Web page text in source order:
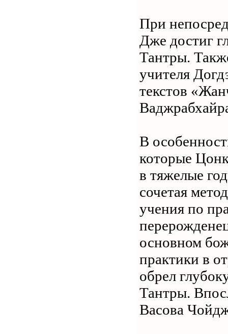
При
Дже достиг
Тантры.
учителя
текстов
В
которые
в тяжелые
сочетая
учения по
основном
практики в
обрел
Тантры.
Васова